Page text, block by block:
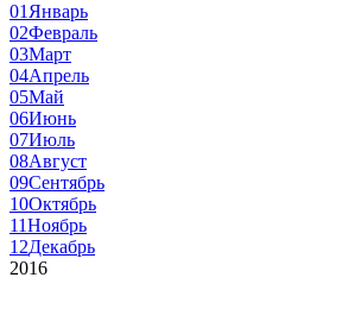
01 Январь
02Февраль
03Март
04Апрель
05Май
06Июнь
07Июль
08Август
09Сентябрь
10Октябрь
11Ноябрь
12Декабрь
2016